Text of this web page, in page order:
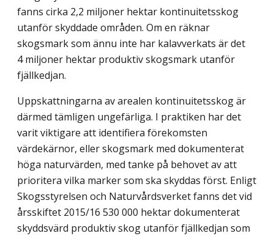
fanns cirka 2,2 miljoner hektar kontinuitetsskog
utanför skyddade områden. Om en räknar
skogsmark som ännu inte har kalavverkats är det
4 miljoner hektar produktiv skogsmark utanför
fjällkedjan.
Uppskattningarna av arealen kontinuitetsskog är
därmed tämligen ungefärliga. I praktiken har det
varit viktigare att identifiera förekomsten
värdekärnor, eller skogsmark med dokumenterat
höga naturvärden, med tanke på behovet av att
prioritera vilka marker som ska skyddas först. Enligt
Skogsstyrelsen och Naturvårdsverket fanns det vid
årsskiftet 2015/16 530 000 hektar dokumenterat
skyddsvärd produktiv skog utanför fjällkedjan som